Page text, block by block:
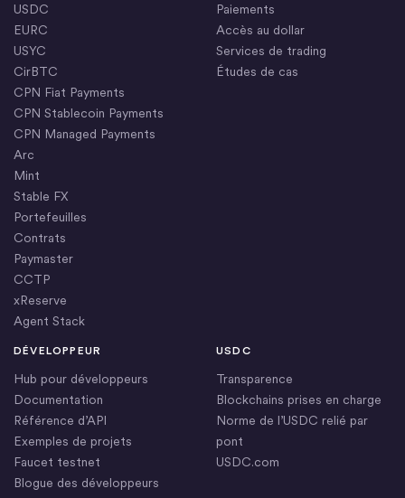
USDC
EURC
USYC
CirBTC
CPN Fiat Payments
CPN Stablecoin Payments
CPN Managed Payments
Arc
Mint
Stable FX
Portefeuilles
Contrats
Paymaster
CCTP
xReserve
Agent Stack
Paiements
Accès au dollar
Services de trading
Études de cas
DÉVELOPPEUR
Hub pour développeurs
Documentation
Référence d’API
Exemples de projets
Faucet testnet
Blogue des développeurs
USDC
Transparence
Blockchains prises en charge
Norme de l’USDC relié par
pont
USDC.com